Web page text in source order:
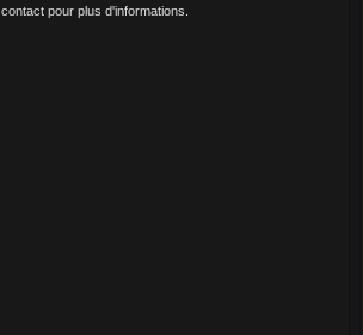
contact pour plus d'informations.